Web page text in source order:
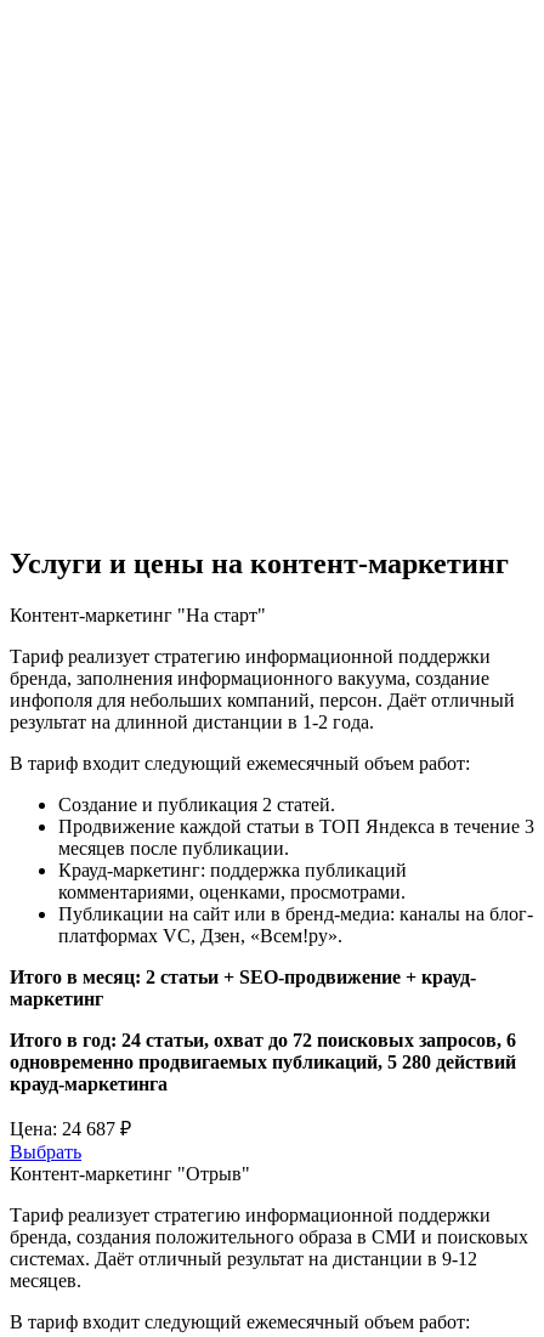
Услуги и цены на контент-маркетинг
Контент-маркетинг "На старт"
Тариф реализует стратегию информационной поддержки
бренда, заполнения информационного вакуума, создание
инфополя для небольших компаний, персон. Даёт отличный
результат на длинной дистанции в 1-2 года.
В тариф входит следующий ежемесячный объем работ:
Создание и публикация 2 статей.
Продвижение каждой статьи в ТОП Яндекса в течение 3
месяцев после публикации.
Крауд-маркетинг: поддержка публикаций
комментариями, оценками, просмотрами.
Публикации на сайт или в бренд-медиа: каналы на блог-
платформах VC, Дзен, «Всем!ру».
Итого в месяц: 2 статьи + SEO-продвижение + крауд-
маркетинг
Итого в год: 24 статьи, охват до 72 поисковых запросов, 6
одновременно продвигаемых публикаций, 5 280 действий
крауд-маркетинга
Цена: 24 687 ₽
Выбрать
Контент-маркетинг "Отрыв"
Тариф реализует стратегию информационной поддержки
бренда, создания положительного образа в СМИ и поисковых
системах. Даёт отличный результат на дистанции в 9-12
месяцев.
В тариф входит следующий ежемесячный объем работ: